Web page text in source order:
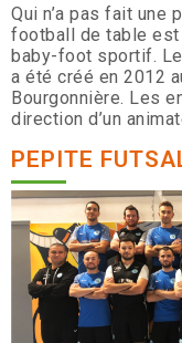
Qui n’a pas fait une
football de table est
baby-foot sportif.
a été créé en 2012
Bourgonnière. Les
direction d’un
PEPITE